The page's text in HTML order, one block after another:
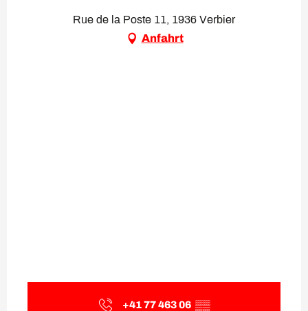
Rue de la Poste 11, 1936 Verbier
Anfahrt
+41 77 463 06 ▒▒